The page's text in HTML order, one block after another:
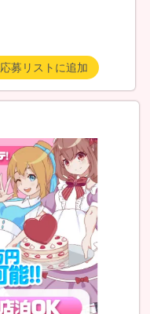
応募リストに追加